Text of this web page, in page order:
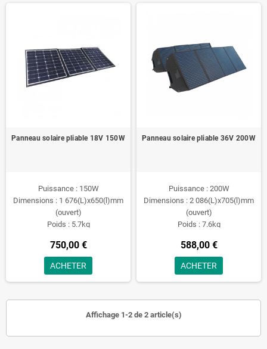
Panneau solaire pliable 18V 150W
Puissance : 150W
Dimensions : 1 676(L)x650(l)mm
(ouvert)
Poids : 5.7kg
750,00 €
ACHETER
Panneau solaire pliable 36V 200W
Puissance : 200W
Dimensions : 2 086(L)x705(l)mm
(ouvert)
Poids : 7.6kg
588,00 €
ACHETER
Affichage 1-2 de 2 article(s)